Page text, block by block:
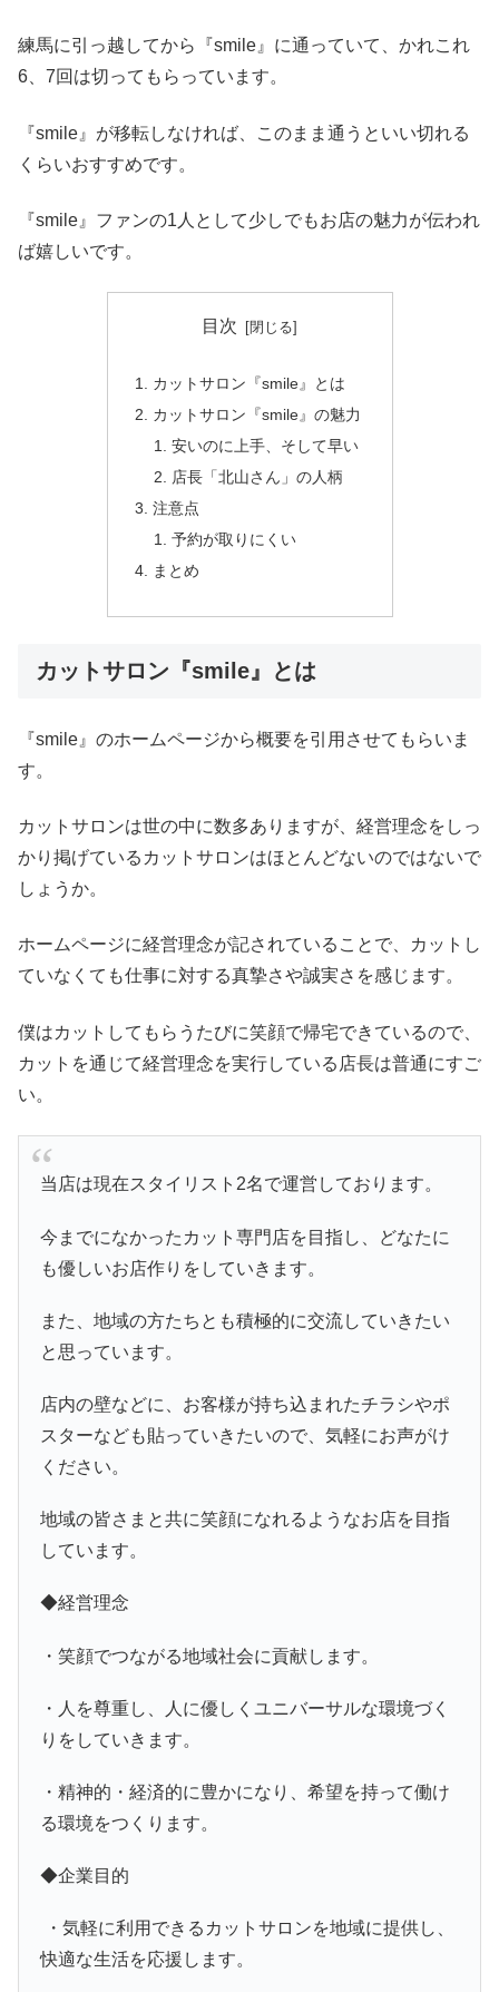
練馬に引っ越してから『smile』に通っていて、かれこれ
6、7回は切ってもらっています。
『smile』が移転しなければ、このまま通うといい切れる
くらいおすすめです。
『smile』ファンの1人として少しでもお店の魅力が伝われ
ば嬉しいです。
目次
カットサロン『smile』とは
カットサロン『smile』の魅力
安いのに上手、そして早い
店長「北山さん」の人柄
注意点
予約が取りにくい
まとめ
カットサロン『smile』とは
『smile』のホームページから概要を引用させてもらいま
す。
カットサロンは世の中に数多ありますが、経営理念をしっ
かり掲げているカットサロンはほとんどないのではないで
しょうか。
ホームページに経営理念が記されていることで、カットし
ていなくても仕事に対する真摯さや誠実さを感じます。
僕はカットしてもらうたびに笑顔で帰宅できているので、
カットを通じて経営理念を実行している店長は普通にすご
い。
当店は現在スタイリスト2名で運営しております。
今までになかったカット専門店を目指し、どなたに
も優しいお店作りをしていきます。
また、地域の方たちとも積極的に交流していきたい
と思っています。
店内の壁などに、お客様が持ち込まれたチラシやポ
スターなども貼っていきたいので、気軽にお声がけ
ください。
地域の皆さまと共に笑顔になれるようなお店を目指
しています。
◆経営理念
・笑顔でつながる地域社会に貢献します。
・人を尊重し、人に優しくユニバーサルな環境づく
りをしていきます。
・精神的・経済的に豊かになり、希望を持って働け
る環境をつくります。
◆企業目的
・気軽に利用できるカットサロンを地域に提供し、
快適な生活を応援します。